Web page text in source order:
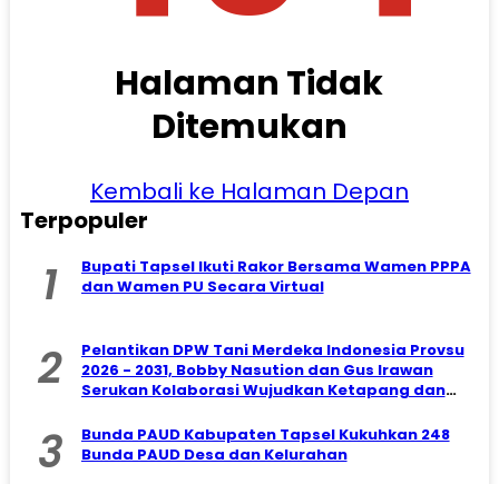
Halaman Tidak
Ditemukan
Kembali ke Halaman Depan
Terpopuler
1
Bupati Tapsel Ikuti Rakor Bersama Wamen PPPA
dan Wamen PU Secara Virtual
2
Pelantikan DPW Tani Merdeka Indonesia Provsu
2026 - 2031, Bobby Nasution dan Gus Irawan
Serukan Kolaborasi Wujudkan Ketapang dan
3
Bunda PAUD Kabupaten Tapsel Kukuhkan 248
Bunda PAUD Desa dan Kelurahan